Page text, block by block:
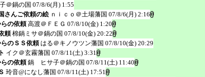
＠鍋の国 07/8/6(月) 1:55
さんご依頼の絵 ｎｉｃｏ＠土場藩国 07/8/6(月) 2:16
の依頼 高渡＠ＦＥＧ 07/8/10(金) 1:20
頼 棉鍋ミサ＠鍋の国 07/8/10(金) 20:22
のＳＳ依頼 はる＠キノウツン藩国 07/8/10(金) 20:29
イク＠玄霧藩国 07/8/11(土) 3:31
の依頼 鍋 ヒサ子＠鍋の国 07/8/11(土) 11:40
玲音@になし藩国 07/8/11(土) 17:51